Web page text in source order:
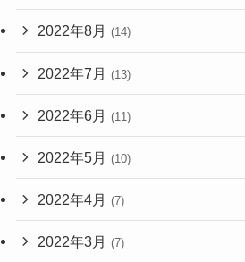
2022年8月 (14)
2022年7月 (13)
2022年6月 (11)
2022年5月 (10)
2022年4月 (7)
2022年3月 (7)